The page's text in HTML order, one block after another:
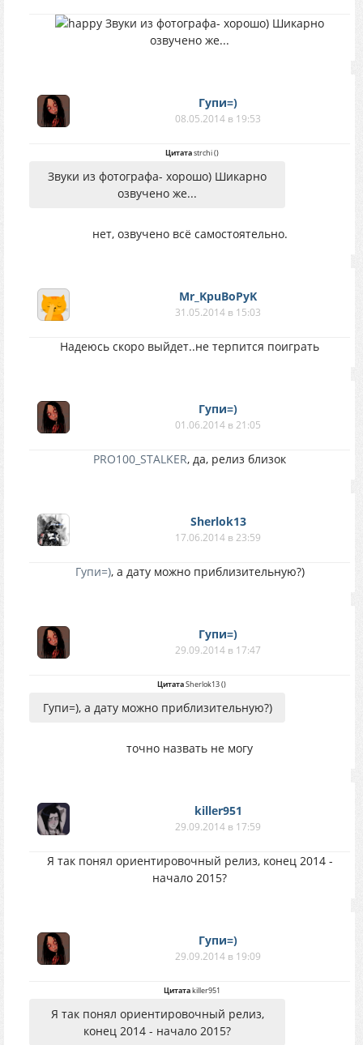
Звуки из фотографа- хорошо) Шикарно
озвучено же...
Гупи=)
08.05.2014 в 19:53
Цитатаstrchi()
Звуки из фотографа- хорошо) Шикарно
озвучено же...
нет, озвучено всё самостоятельно.
Mr_KpuBoPyK
31.05.2014 в 15:03
Надеюсь скоро выйдет..не терпится поиграть
Гупи=)
01.06.2014 в 21:05
PRO100_STALKER, да, релиз близок
Sherlok13
17.06.2014 в 23:59
Гупи=), а дату можно приблизительную?)
Гупи=)
29.09.2014 в 17:47
ЦитатаSherlok13()
Гупи=), а дату можно приблизительную?)
точно назвать не могу
killer951
29.09.2014 в 17:59
Я так понял ориентировочный релиз, конец 2014 -
начало 2015?
Гупи=)
29.09.2014 в 19:09
Цитатаkiller951
Я так понял ориентировочный релиз,
конец 2014 - начало 2015?